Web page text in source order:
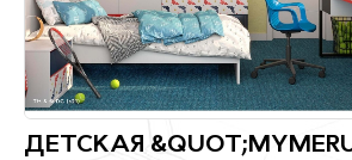
ДЕТСКАЯ